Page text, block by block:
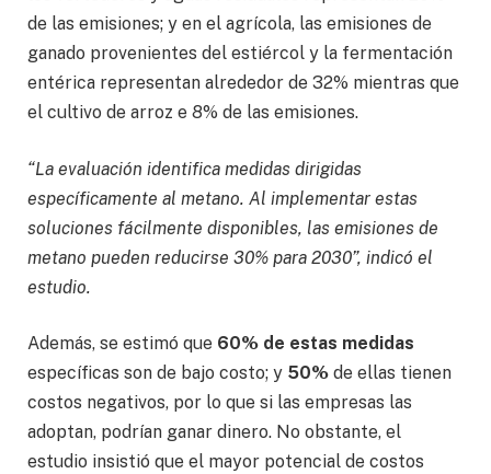
de las emisiones; y en el agrícola, las emisiones de
ganado provenientes del estiércol y la fermentación
entérica representan alrededor de 32% mientras que
el cultivo de arroz e 8% de las emisiones.
“La evaluación identifica medidas dirigidas
específicamente al metano. Al implementar estas
soluciones fácilmente disponibles, las emisiones de
metano pueden reducirse 30% para 2030”, indicó el
estudio.
Además, se estimó que 60% de estas medidas
específicas son de bajo costo; y 50% de ellas tienen
costos negativos, por lo que si las empresas las
adoptan, podrían ganar dinero. No obstante, el
estudio insistió que el mayor potencial de costos